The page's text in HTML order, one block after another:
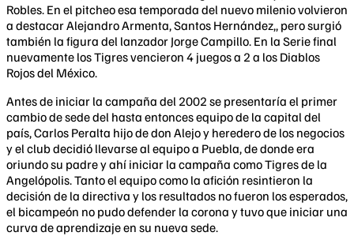
Robles. En el pitcheo esa temporada del nuevo milenio volvieron
a destacar Alejandro Armenta, Santos Hernández,, pero surgió
también la figura del lanzador Jorge Campillo. En la Serie final
nuevamente los Tigres vencieron 4 juegos a 2 a los Diablos
Rojos del México.
Antes de iniciar la campaña del 2002 se presentaría el primer
cambio de sede del hasta entonces equipo de la capital del
país, Carlos Peralta hijo de don Alejo y heredero de los negocios
y el club decidió llevarse al equipo a Puebla, de donde era
oriundo su padre y ahí iniciar la campaña como Tigres de la
Angelópolis. Tanto el equipo como la afición resintieron la
decisión de la directiva y los resultados no fueron los esperados,
el bicampeón no pudo defender la corona y tuvo que iniciar una
curva de aprendizaje en su nueva sede.